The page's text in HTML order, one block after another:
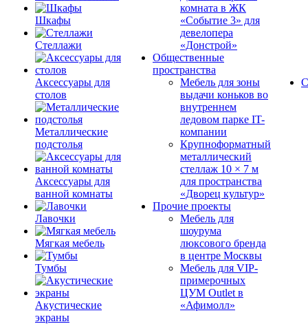
Шкафы
Стеллажи
Аксессуары для
столов
Металлические
подстолья
Аксессуары для
ванной комнаты
Лавочки
Мягкая мебель
Тумбы
Акустические
экраны
комната в ЖК
«Событие 3» для
девелопера
«Донстрой»
Общественные
пространства
Мебель для зоны
выдачи коньков во
внутреннем
ледовом парке IT-
компании
Крупноформатный
металлический
стеллаж 10 × 7 м
для пространства
«Дворец культур»
Прочие проекты
Мебель для
шоурума
люксового бренда
в центре Москвы
Мебель для VIP-
примерочных
ЦУМ Outlet в
«Афимолл»